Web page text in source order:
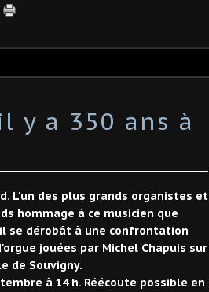
y a 350 ans à
L'un des plus grands organistes et
hommage à ce musicien que
se dérobât à une confrontation
jouées par Michel Chapuis sur
de Souvigny.
à 14 h. Réécoute possible en